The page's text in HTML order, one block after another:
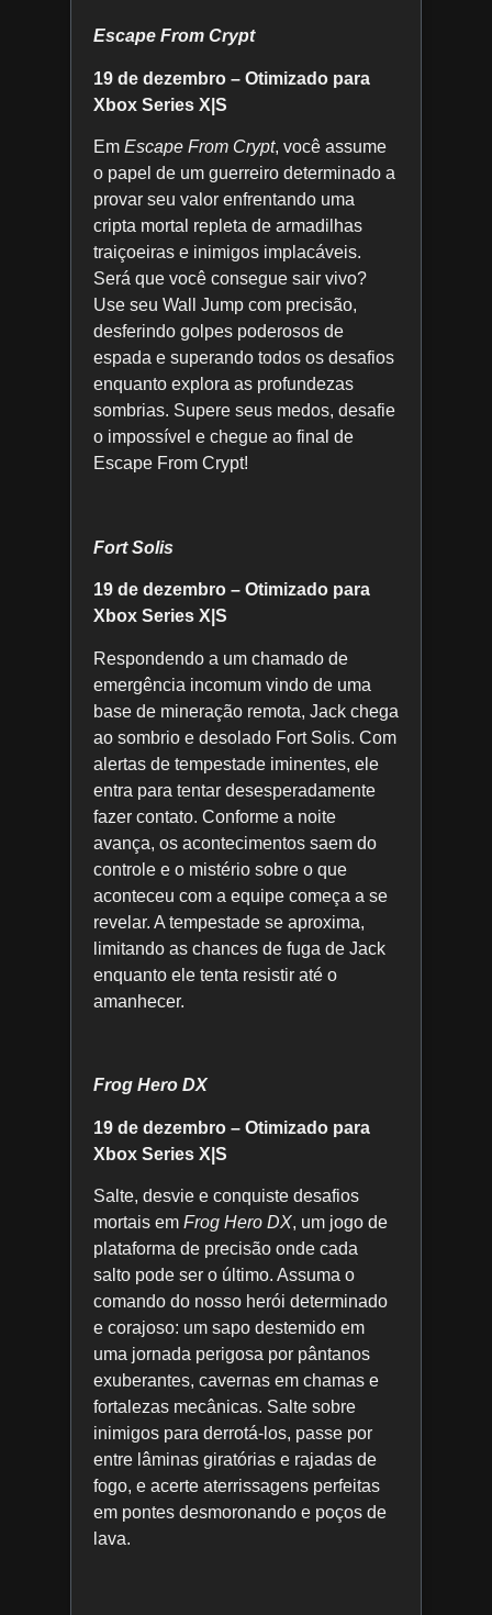
Escape From Crypt
19 de dezembro – Otimizado para
Xbox Series X|S
Em Escape From Crypt, você assume
o papel de um guerreiro determinado a
provar seu valor enfrentando uma
cripta mortal repleta de armadilhas
traiçoeiras e inimigos implacáveis.
Será que você consegue sair vivo?
Use seu Wall Jump com precisão,
desferindo golpes poderosos de
espada e superando todos os desafios
enquanto explora as profundezas
sombrias. Supere seus medos, desafie
o impossível e chegue ao final de
Escape From Crypt!
Fort Solis
19 de dezembro – Otimizado para
Xbox Series X|S
Respondendo a um chamado de
emergência incomum vindo de uma
base de mineração remota, Jack chega
ao sombrio e desolado Fort Solis. Com
alertas de tempestade iminentes, ele
entra para tentar desesperadamente
fazer contato. Conforme a noite
avança, os acontecimentos saem do
controle e o mistério sobre o que
aconteceu com a equipe começa a se
revelar. A tempestade se aproxima,
limitando as chances de fuga de Jack
enquanto ele tenta resistir até o
amanhecer.
Frog Hero DX
19 de dezembro – Otimizado para
Xbox Series X|S
Salte, desvie e conquiste desafios
mortais em Frog Hero DX, um jogo de
plataforma de precisão onde cada
salto pode ser o último. Assuma o
comando do nosso herói determinado
e corajoso: um sapo destemido em
uma jornada perigosa por pântanos
exuberantes, cavernas em chamas e
fortalezas mecânicas. Salte sobre
inimigos para derrotá-los, passe por
entre lâminas giratórias e rajadas de
fogo, e acerte aterrissagens perfeitas
em pontes desmoronando e poços de
lava.